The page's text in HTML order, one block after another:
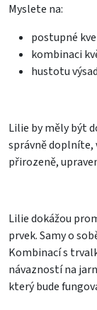
Myslete na:
postupné
kombinaci
hustotu
Lilie by měly být
správně
přirozeně,
Lilie dokážou
prvek. Samy o
Kombinací s
návazností na
který bude